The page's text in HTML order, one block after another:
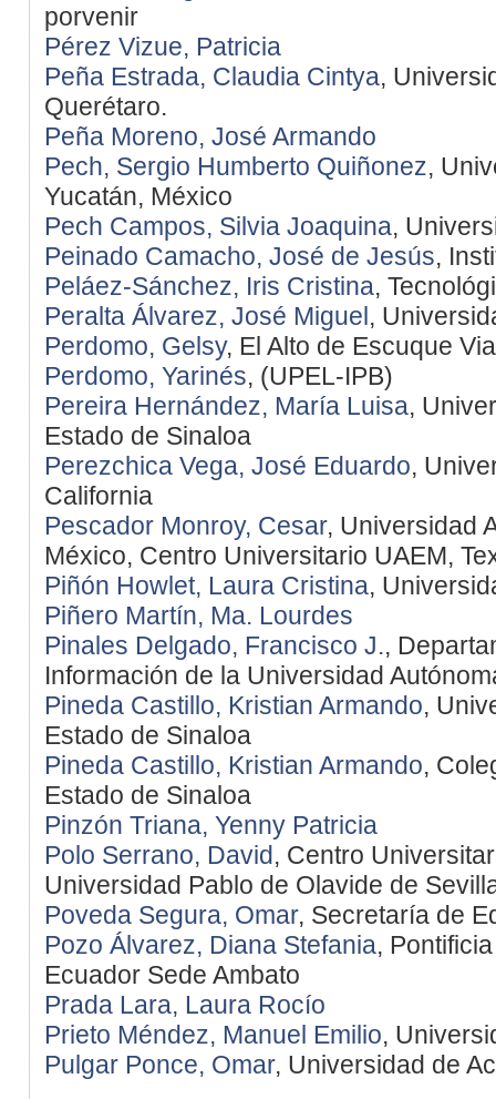
porvenir
Pérez Vizue, Patricia
Peña Estrada, Claudia Cintya,
Querétaro.
Peña Moreno, José Armando
Pech, Sergio Humberto Quiñonez,
Yucatán, México
Pech Campos, Silvia Joaquina,
Peinado Camacho, José de Jesús,
Peláez-Sánchez, Iris Cristina,
Peralta Álvarez, José Miguel,
Perdomo, Gelsy, El Alto de Escuque
Perdomo, Yarinés, (UPEL-IPB)
Pereira Hernández, María Luisa,
Estado de Sinaloa
Perezchica Vega, José Eduardo,
California
Pescador Monroy, Cesar, Universidad
México, Centro Universitario UAEM,
Piñón Howlet, Laura Cristina,
Piñero Martín, Ma. Lourdes
Pinales Delgado, Francisco J.,
Información de la Universidad
Pineda Castillo, Kristian Armando,
Estado de Sinaloa
Pineda Castillo, Kristian Armando,
Estado de Sinaloa
Pinzón Triana, Yenny Patricia
Polo Serrano, David, Centro
Universidad Pablo de Olavide de
Poveda Segura, Omar, Secretaría de
Pozo Álvarez, Diana Stefania,
Ecuador Sede Ambato
Prada Lara, Laura Rocío
Prieto Méndez, Manuel Emilio,
Pulgar Ponce, Omar, Universidad de